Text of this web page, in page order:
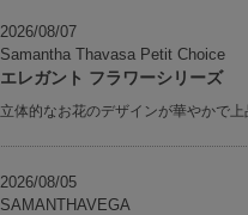
2026/08/07
Samantha Thavasa Petit Choice
エレガント フラワーシリーズ
立体的なお花のデザインが華やかで上
2026/08/05
SAMANTHAVEGA